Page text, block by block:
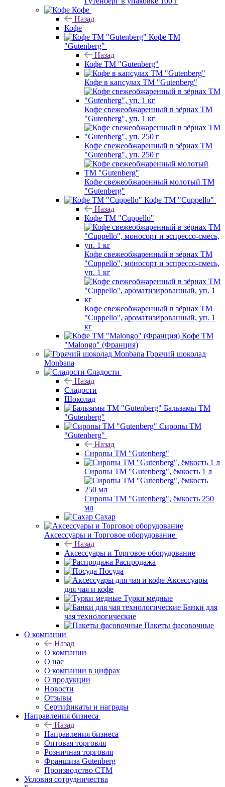
Кофе
Назад
Кофе
Кофе ТМ
"Gutenberg"
Назад
Кофе ТМ "Gutenberg"
Кофе в капсулах ТМ "Gutenberg"
Кофе свежеобжаренный в зёрнах ТМ
"Gutenberg", уп. 1 кг
Кофе свежеобжаренный в зёрнах ТМ
"Gutenberg", уп. 250 г
Кофе свежеобжаренный молотый ТМ
"Gutenberg"
Кофе ТМ "Cuppello"
Назад
Кофе ТМ "Cuppello"
Кофе свежеобжаренный в зёрнах ТМ
"Cuppello", моносорт и эспрессо-смесь,
уп. 1 кг
Кофе свежеобжаренный в зёрнах ТМ
"Cuppello", ароматизированный, уп. 1
кг
Кофе ТМ
"Malongo" (Франция)
Горячий шоколад
Monbana
Сладости
Назад
Сладости
Шоколад
Бальзамы ТМ
"Gutenberg"
Сиропы ТМ
"Gutenberg"
Назад
Сиропы ТМ "Gutenberg"
Сиропы ТМ "Gutenberg", ёмкость 1 л
Сиропы ТМ "Gutenberg", ёмкость 250
мл
Сахар
Аксессуары и Торговое оборудование
Назад
Аксессуары и Торговое оборудование
Распродажа
Посуда
Аксессуары
для чая и кофе
Турки медные
Банки для
чая технологические
Пакеты фасовочные
О компании
Назад
О компании
О нас
О компании в цифрах
О продукции
Новости
Отзывы
Сертификаты и награды
Направления бизнеса
Назад
Направления бизнеса
Оптовая торговля
Розничная торговля
Франшиза Gutenberg
Производство СТМ
Условия сотрудничества